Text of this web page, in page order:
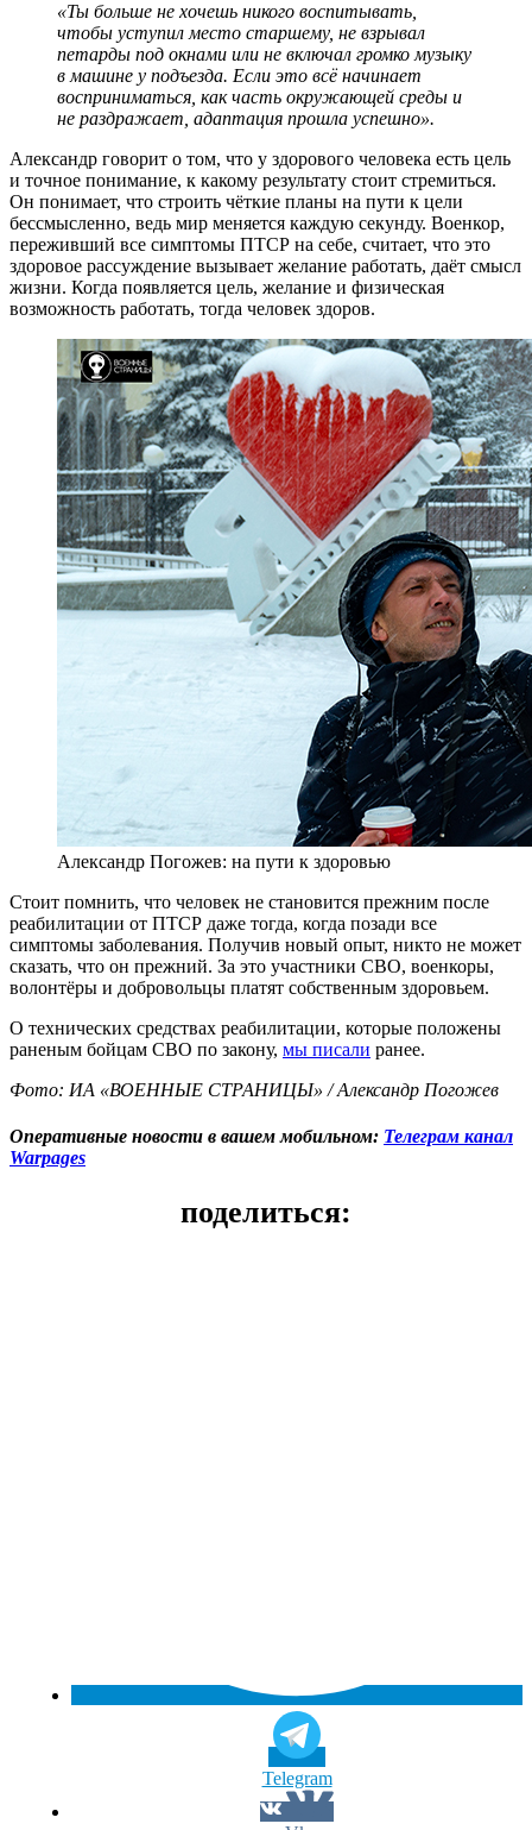
«Ты больше не хочешь никого воспитывать,
чтобы уступил место старшему, не взрывал
петарды под окнами или не включал громко музыку
в машине у подъезда. Если это всё начинает
восприниматься, как часть окружающей среды и
не раздражает, адаптация прошла успешно».
Александр говорит о том, что у здорового человека есть цель
и точное понимание, к какому результату стоит стремиться.
Он понимает, что строить чёткие планы на пути к цели
бессмысленно, ведь мир меняется каждую секунду. Военкор,
переживший все симптомы ПТСР на себе, считает, что это
здоровое рассуждение вызывает желание работать, даёт смысл
жизни. Когда появляется цель, желание и физическая
возможность работать, тогда человек здоров.
Александр Погожев: на пути к здоровью
Стоит помнить, что человек не становится прежним после
реабилитации от ПТСР даже тогда, когда позади все
симптомы заболевания. Получив новый опыт, никто не может
сказать, что он прежний. За это участники СВО, военкоры,
волонтёры и добровольцы платят собственным здоровьем.
О технических средствах реабилитации, которые положены
раненым бойцам СВО по закону, мы писали ранее.
Фото: ИА «ВОЕННЫЕ СТРАНИЦЫ» / Александр Погожев
Оперативные новости в вашем мобильном: Телеграм канал
Warpages
поделиться:
Telegram